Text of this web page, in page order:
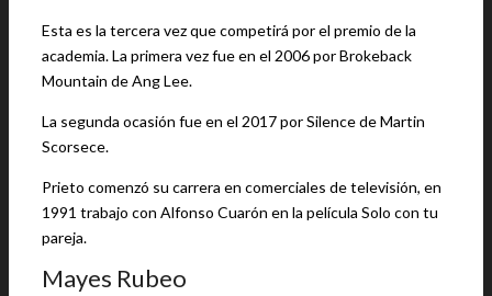
Esta es la tercera vez que competirá por el premio de la
academia. La primera vez fue en el 2006 por Brokeback
Mountain de Ang Lee.
La segunda ocasión fue en el 2017 por Silence de Martin
Scorsece.
Prieto comenzó su carrera en comerciales de televisión, en
1991 trabajo con Alfonso Cuarón en la película Solo con tu
pareja.
Mayes Rubeo